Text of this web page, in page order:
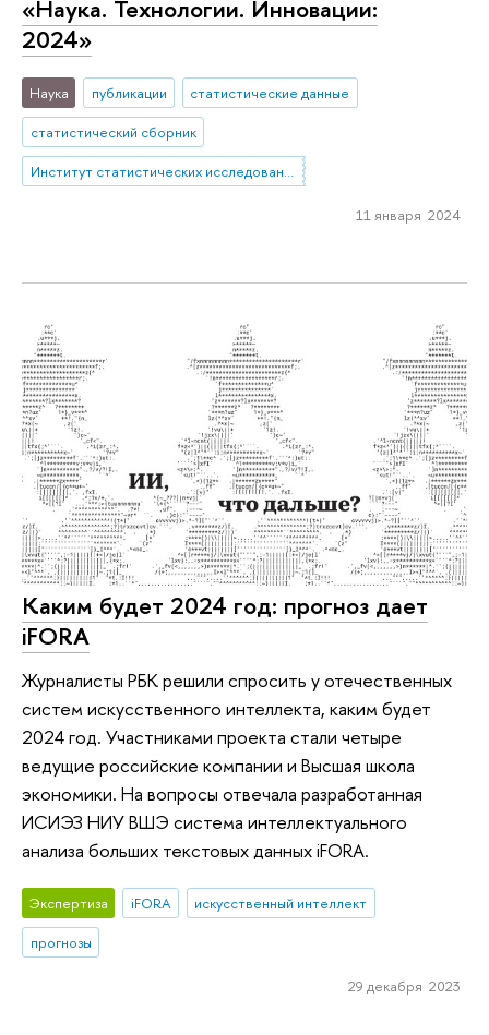
«Наука. Технологии. Инновации:
2024»
Наука публикации
статистические данные
статистический сборник
Институт статистических исследований и экономики знаний
11 января 2024
Каким будет 2024 год: прогноз дает
iFORA
Журналисты РБК решили спросить у отечественных
систем искусственного интеллекта, каким будет
2024 год. Участниками проекта стали четыре
ведущие российские компании и Высшая школа
экономики. На вопросы отвечала разработанная
ИСИЭЗ НИУ ВШЭ система интеллектуального
анализа больших текстовых данных iFORA.
Экспертиза iFORA
искусственный интеллект
прогнозы
29 декабря 2023